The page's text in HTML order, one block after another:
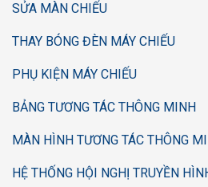
SỬA MÀN CHIẾU
THAY BÓNG ĐÈN MÁY CHIẾU
PHỤ KIỆN MÁY CHIẾU
BẢNG TƯƠNG TÁC THÔNG MINH
MÀN HÌNH TƯƠNG TÁC THÔNG
HỆ THỐNG HỘI NGHỊ TRUYỀN